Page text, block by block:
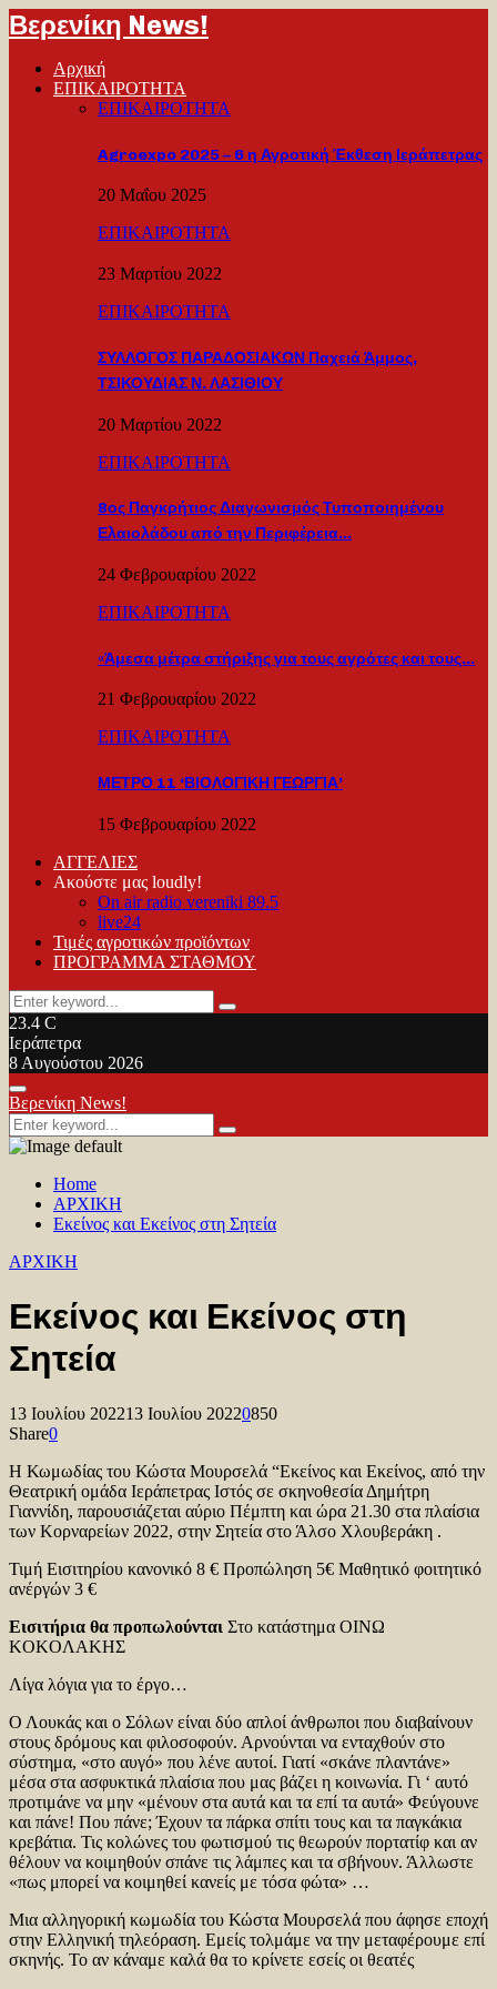
Βερενίκη News!
Αρχική
ΕΠΙΚΑΙΡΟΤΗΤΑ
ΕΠΙΚΑΙΡΟΤΗΤΑ
Agroexpo 2025 – 6 η Αγροτική Έκθεση Ιεράπετρας
20 Μαΐου 2025
ΕΠΙΚΑΙΡΟΤΗΤΑ
23 Μαρτίου 2022
ΕΠΙΚΑΙΡΟΤΗΤΑ
ΣΥΛΛΟΓΟΣ ΠΑΡΑΔΟΣΙΑΚΩΝ Παχειά Άμμος,
ΤΣΙΚΟΥΔΙΑΣ Ν. ΛΑΣΙΘΙΟΥ
20 Μαρτίου 2022
ΕΠΙΚΑΙΡΟΤΗΤΑ
8ος Παγκρήτιος Διαγωνισμός Τυποποιημένου
Ελαιολάδου από την Περιφέρεια…
24 Φεβρουαρίου 2022
ΕΠΙΚΑΙΡΟΤΗΤΑ
«Άμεσα μέτρα στήριξης για τους αγρότες και τους…
21 Φεβρουαρίου 2022
ΕΠΙΚΑΙΡΟΤΗΤΑ
ΜΕΤΡΟ 11 ‘ΒΙΟΛΟΓΙΚΗ ΓΕΩΡΓΙΑ’
15 Φεβρουαρίου 2022
ΑΓΓΕΛΙΕΣ
Ακούστε μας loudly!
On air radio vereniki 89.5
live24
Τιμές αγροτικών προϊόντων
ΠΡΟΓΡΑΜΜΑ ΣΤΑΘΜΟΥ
Search
for:
Search
23.4 C
Ιεράπετρα
8 Αυγούστου 2026
Facebook
Twitter
Youtube
Primary
Menu
Βερενίκη News!
Search
for:
Search
Home
ΑΡΧΙΚΗ
Εκείνος και Εκείνος στη Σητεία
ΑΡΧΙΚΗ
Εκείνος και Εκείνος στη
Σητεία
13 Ιουλίου 202213 Ιουλίου 20220850
Share0
Η Κωμωδίας του Κώστα Μουρσελά “Εκείνος και Εκείνος, από την
Θεατρική ομάδα Ιεράπετρας Ιστός σε σκηνοθεσία Δημήτρη
Γιαννίδη, παρουσιάζεται αύριο Πέμπτη και ώρα 21.30 στα πλαίσια
των Κορναρείων 2022, στην Σητεία στο Άλσο Χλουβεράκη .
Τιμή Εισιτηρίου κανονικό 8 € Προπώληση 5€ Μαθητικό φοιτητικό
ανέργών 3 €
Εισιτήρια θα προπωλούνται Στο κατάστημα OINΩ
KOKOΛAKHΣ
Λίγα λόγια για το έργο…
Ο Λουκάς και ο Σόλων είναι δύο απλοί άνθρωποι που διαβαίνουν
στους δρόμους και φιλοσοφούν. Αρνούνται να ενταχθούν στο
σύστημα, «στο αυγό» που λένε αυτοί. Γιατί «σκάνε πλαντάνε»
μέσα στα ασφυκτικά πλαίσια που μας βάζει η κοινωνία. Γι ‘ αυτό
προτιμάνε να μην «μένουν στα αυτά και τα επί τα αυτά» Φεύγουνε
και πάνε! Που πάνε; Έχουν τα πάρκα σπίτι τους και τα παγκάκια
κρεβάτια. Τις κολώνες του φωτισμού τις θεωρούν πορτατίφ και αν
θέλουν να κοιμηθούν σπάνε τις λάμπες και τα σβήνουν. Άλλωστε
«πως μπορεί να κοιμηθεί κανείς με τόσα φώτα» …
Μια αλληγορική κωμωδία του Κώστα Μουρσελά που άφησε εποχή
στην Ελληνική τηλεόραση. Εμείς τολμάμε να την μεταφέρουμε επί
σκηνής. Το αν κάναμε καλά θα το κρίνετε εσείς οι θεατές